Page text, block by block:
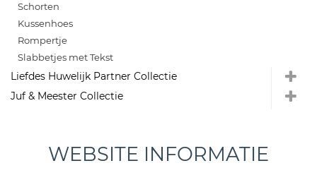
Schorten
Kussenhoes
Rompertje
Slabbetjes met Tekst
Liefdes Huwelijk Partner Collectie
Juf & Meester Collectie
WEBSITE INFORMATIE